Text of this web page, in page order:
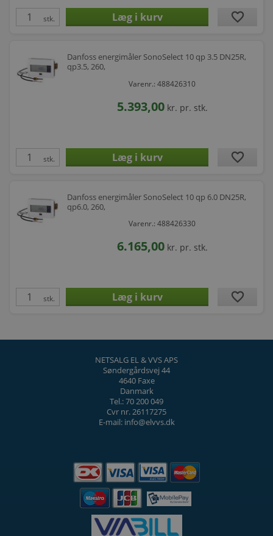
stk. favorite
Danfoss energimåler SonoSelect 10 qp 3.5 DN25R,
qp3.5, 260,
Varenr.: 488426310
5.393,00 kr. pr. stk.
stk. favorite
Danfoss energimåler SonoSelect 10 qp 6.0 DN25R,
qp6.0, 260,
Varenr.: 488426330
6.165,00 kr. pr. stk.
stk. favorite
NETSALG EL & VVS APS
Søndergårdsvej 44
4640 Faxe
Danmark
Tel.: 70 200 049
Cvr nr. 26117275
E-mail: info@elvvs.dk